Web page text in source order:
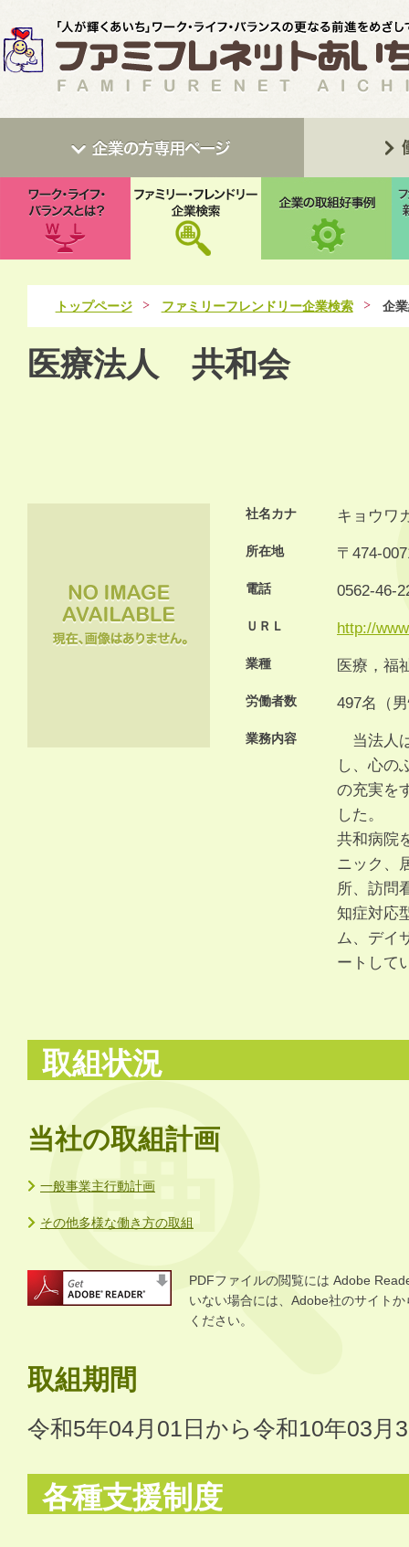
トップページ ファミリーフレンドリー企業検索 企
医療法人 共和会
社名カナ キョウワ
所在地 〒474-
電話 0562-46-
ＵＲＬ http://
業種 医療，福
労働者数 497名（
業務内容
当法人
し、心の
の充実を
した。
共和病院
ニック、
所、訪問
知症対応
ム、デイ
ートして
取組状況
当社の取組計画
一般事業主行動計画
その他多様な働き方の取組
PDFファイルの閲覧には Adobe
いない場合には、Adobe社のサイト
ください。
取組期間
令和5年04月01日から令和10年03月
各種支援制度